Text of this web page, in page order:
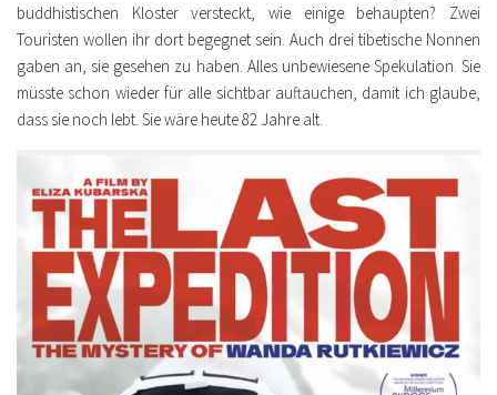
buddhistischen Kloster versteckt, wie einige behaupten? Zwei
Touristen wollen ihr dort begegnet sein. Auch drei tibetische Nonnen
gaben an, sie gesehen zu haben. Alles unbewiesene Spekulation. Sie
müsste schon wieder für alle sichtbar auftauchen, damit ich glaube,
dass sie noch lebt. Sie wäre heute 82 Jahre alt.